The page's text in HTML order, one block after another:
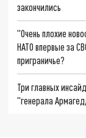
закончились
"Очень плохие
НАТО впервые за
приграничье?
Три главных
"генерала